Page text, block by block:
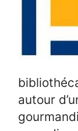
autour